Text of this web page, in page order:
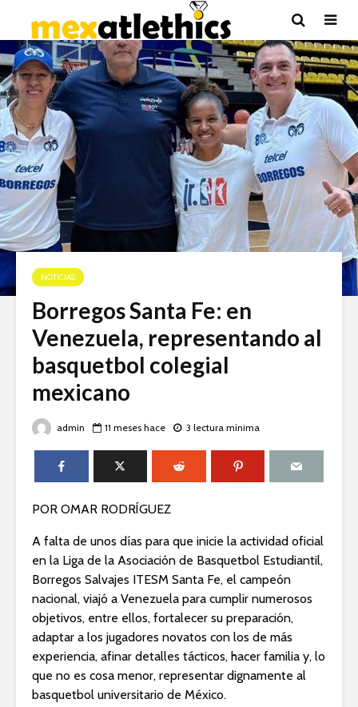
NOTICIAS
Borregos Santa Fe: en
Venezuela, representando al
basquetbol colegial
mexicano
admin 11 meses hace 3 lectura mínima
POR OMAR RODRÍGUEZ
A falta de unos días para que inicie la actividad oficial
en la Liga de la Asociación de Basquetbol Estudiantil,
Borregos Salvajes ITESM Santa Fe, el campeón
nacional, viajó a Venezuela para cumplir numerosos
objetivos, entre ellos, fortalecer su preparación,
adaptar a los jugadores novatos con los de más
experiencia, afinar detalles tácticos, hacer familia y, lo
que no es cosa menor, representar dignamente al
basquetbol universitario de México.